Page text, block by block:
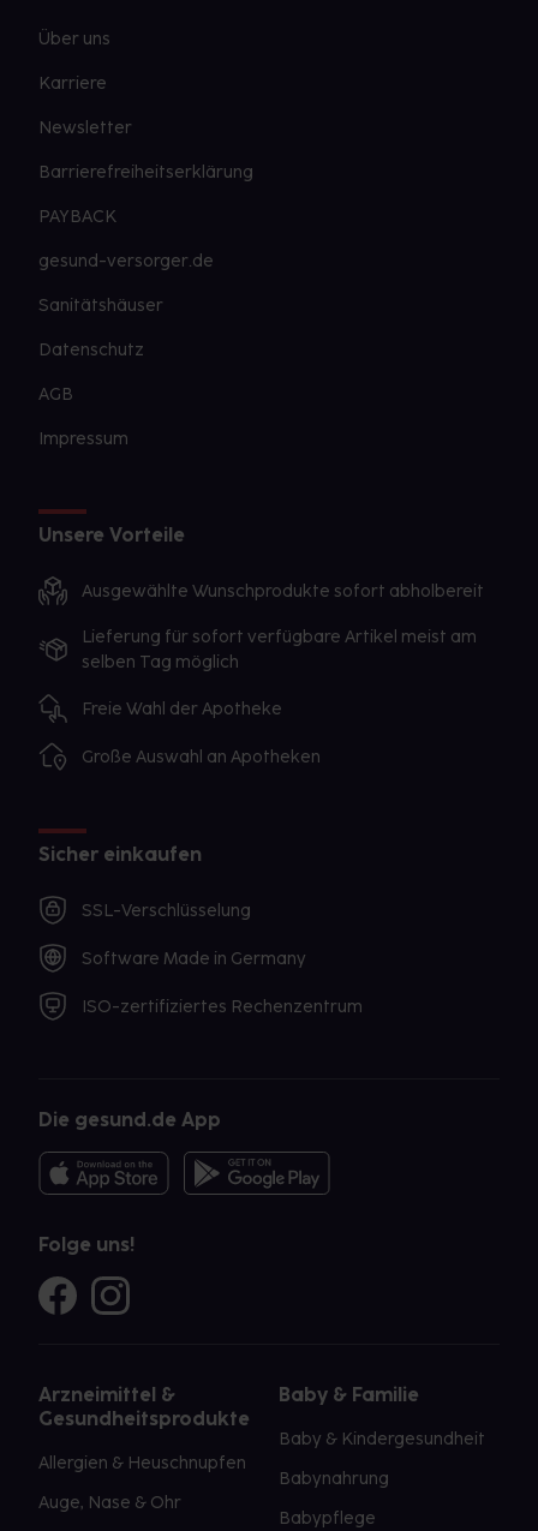
Über uns
Karriere
Newsletter
Barrierefreiheitserklärung
PAYBACK
gesund-versorger.de
Sanitätshäuser
Datenschutz
AGB
Impressum
Unsere Vorteile
Ausgewählte Wunschprodukte sofort abholbereit
Lieferung für sofort verfügbare Artikel meist am
selben Tag möglich
Freie Wahl der Apotheke
Große Auswahl an Apotheken
Sicher einkaufen
SSL-Verschlüsselung
Software Made in Germany
ISO-zertifiziertes Rechenzentrum
Die gesund.de App
Folge uns!
Arzneimittel &
Gesundheitsprodukte
Allergien & Heuschnupfen
Auge, Nase & Ohr
Baby & Familie
Baby & Kindergesundheit
Babynahrung
Babypflege